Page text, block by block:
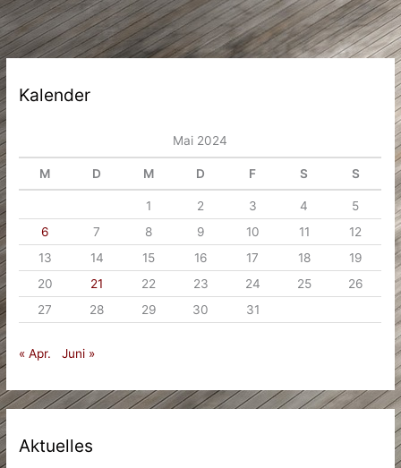
mit
Integriertem
Stauraum
Kalender
Mai 2024
M D M D F S S
1 2 3 4
5
6
7 8 9 10 11
12
13
14 15 16 17 18
19
20
21 22 23 24 25
26
27
28 29 30 31
« Apr. Juni »
Aktuelles